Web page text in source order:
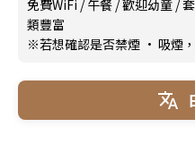
免費WiFi /午餐 /歡迎幼童 /
類豐富
※若想確認是否禁煙 · 吸煙